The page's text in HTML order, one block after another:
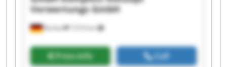
Borken 7,016 km
Verwertungs GmbH
Price info Call